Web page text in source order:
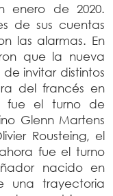
enero de 2020.
de sus cuentas
las alarmas. En
que la nueva
invitar distintos
del francés en
fue el turno de
Glenn Martens
Rousteing, el
fue el turno
nacido en
una trayectoria